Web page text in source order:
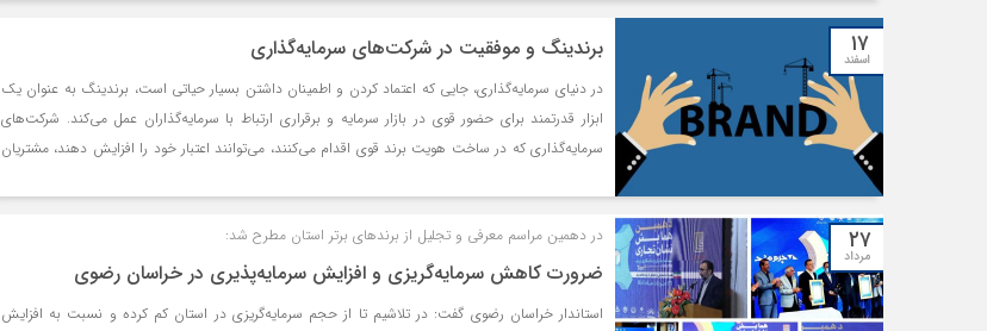
۱۷
اسفند برندینگ و موفقیت در شرکت‏‏‌های سرمایه‏‏‌گذاری
در دنیای سرمایه‌‌‌گذاری، جایی که اعتماد کردن و اطمینان داشتن بسیار حیاتی است، برندینگ به عنوان یک
ابزار قدرتمند برای حضور قوی در بازار سرمایه و برقراری ارتباط با سرمایه‌‌‌گذاران عمل می‌‌‌کند. شرکت‌‌‌های
سرمایه‌‌‌گذاری که در ساخت هویت برند قوی اقدام می‌‌‌کنند، می‌‌‌توانند اعتبار خود را افزایش دهند، مشتریان
۲۷
مرداد
در دهمین مراسم معرفی و تجلیل از برندهای برتر استان مطرح شد:
ضرورت کاهش سرمایه‌گریزی و افزایش سرمایه‌پذیری در خراسان رضوی
استاندار خراسان رضوی گفت: در تلاشیم تا از حجم سرمایه‌گریزی در استان کم کرده و نسبت به افزایش